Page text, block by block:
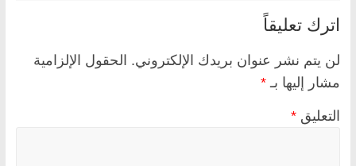
اترك تعليقاً
لن يتم نشر عنوان بريدك الإلكتروني. الحقول الإلزامية
مشار إليها بـ *
التعليق *